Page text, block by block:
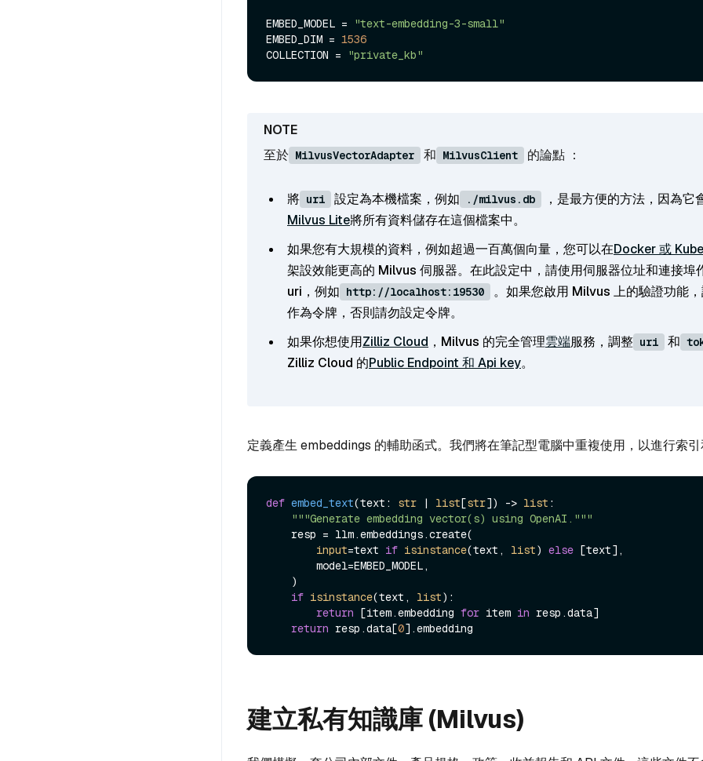
EMBED_MODEL =
"text-embedding-3-small"
EMBED_DIM = 1536
COLLECTION =
"private_kb"
至於 MilvusVectorAdapter 和 MilvusClient 的論點 ：
將 uri 設定為本機檔案，例如 ./milvus.db
，是最方便的方法，因為它
Milvus Lite將所有資料儲存在這個檔案中。
如果您有大規模的資料，例如超過一百萬個向量，您可以在Docker 或
架設效能更高的 Milvus 伺服器。在此設定中，請使用伺服器位址和連接埠
uri，例如 http://localhost:19530 。如果您啟用 Milvus 上的驗證功能
作為令牌，否則請勿設定令牌。
如果你想使用Zilliz Cloud ，Milvus 的完全管理雲端服務，調整 uri 和
Zilliz Cloud 的Public Endpoint 和 Api key。
定義產生 embeddings 的輔助函式。我們將在筆記型電腦中重複使用，以進行索引
def embed_text(text: str | list[str]) -> list :
"""Generate embedding vector(s) using OpenAI."""
input=text if isinstance(text, list) else [text],
if isinstance(text, list):
return [item.embedding for item in resp.data]
return resp.data[0
建立私有知識庫 (Milvus)